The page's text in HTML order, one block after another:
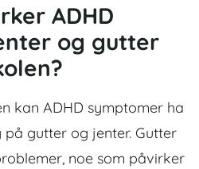
ADHD
og gutter
kan ADHD symptomer ha
gutter og jenter. Gutter
noe som påvirker